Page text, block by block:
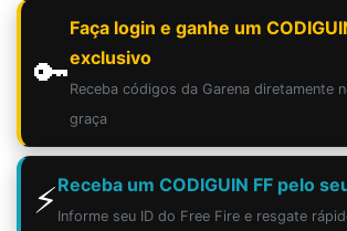
🔑
Faça login e ganhe um
exclusivo
Receba códigos da Garena diretamente
graça
⚡Receba um CODIGUIN FF pelo
Informe seu ID do Free Fire e resgate